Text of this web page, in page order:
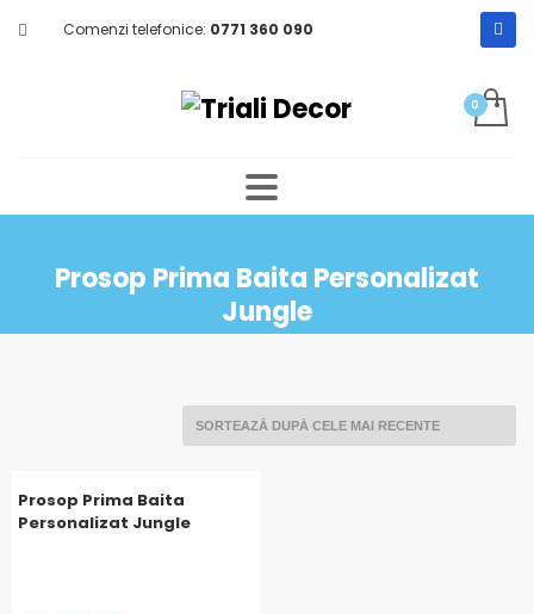
Comenzi telefonice: 0771 360 090
Prosop Prima Baita Personalizat
Jungle
Prosop Prima Baita
Personalizat Jungle